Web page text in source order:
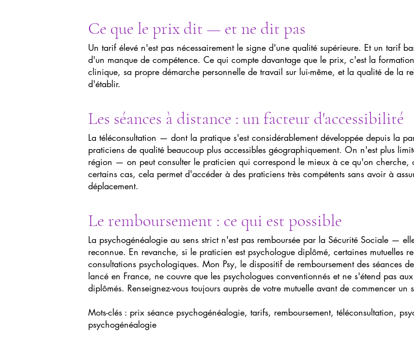
Ce que le prix dit — et ne dit pas
Un tarif élevé n'est pas nécessairement le signe d'une qualité supérieure. Et un tarif
d'un manque de compétence. Ce qui compte davantage que le prix, c'est la
clinique, sa propre démarche personnelle de travail sur lui-même, et la qualité de la
d'établir.
Les séances à distance : un facteur d'accessibilité
La téléconsultation — dont la pratique s'est considérablement développée depuis la
praticiens de qualité beaucoup plus accessibles géographiquement. On n'est plus
région — on peut consulter le praticien qui correspond le mieux à ce qu'on cherche,
certains cas, cela permet d'accéder à des praticiens très compétents sans avoir à
déplacement.
Le remboursement : ce qui est possible
La psychogénéalogie au sens strict n'est pas remboursée par la Sécurité Sociale —
reconnue. En revanche, si le praticien est psychologue diplômé, certaines mutuelles
consultations psychologiques. Mon Psy, le dispositif de remboursement des séances
lancé en France, ne couvre que les psychologues conventionnés et ne s'étend pas
diplômés. Renseignez-vous toujours auprès de votre mutuelle avant de commencer un
Mots-clés : prix séance psychogénéalogie, tarifs, remboursement, téléconsultation,
psychogénéalogie